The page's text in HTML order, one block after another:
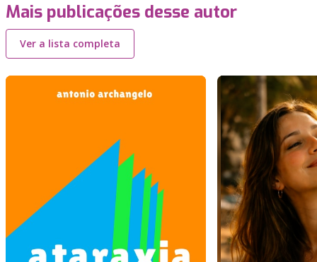
Mais publicações desse autor
Ver a lista completa